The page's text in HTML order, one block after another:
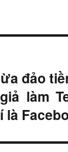
đảo
làm
là